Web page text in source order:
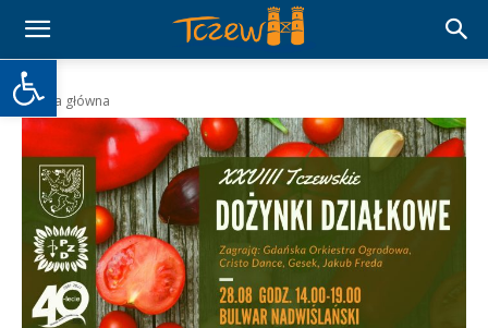
Otwórz pasek narzędzi
Strona główna